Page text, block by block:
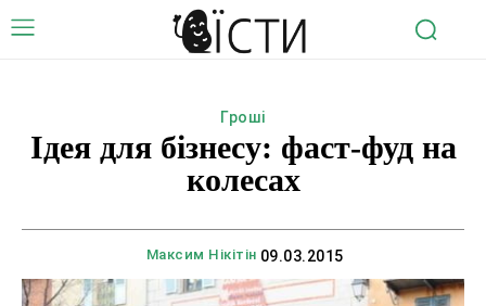
Гроші
Ідея для бізнесу: фаст-фуд на
колесах
Максим Нікітін 09.03.2015